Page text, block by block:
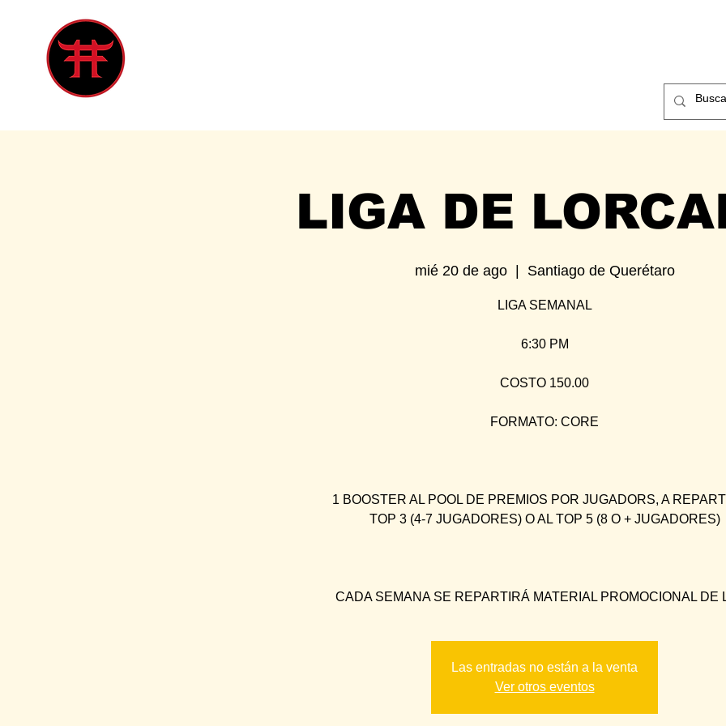
LIGA DE
mié 20 de ago
  |
Santiago de Querétaro
LIGA SEMANAL
6:30 PM
COSTO 150.00
FORMATO: CORE
1 BOOSTER AL POOL DE PREMIOS POR JUGADORS, A
TOP 3 (4-7 JUGADORES) O AL TOP 5 (8 O + JUGADORES)
CADA SEMANA SE REPARTIRÁ MATERIAL PROMOCIONAL DE
Las entradas no están a la venta
Ver otros eventos